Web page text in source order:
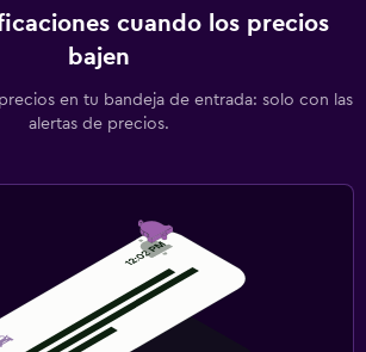
cuando los precios
bajen
en tu bandeja de entrada: solo con las
alertas de precios.